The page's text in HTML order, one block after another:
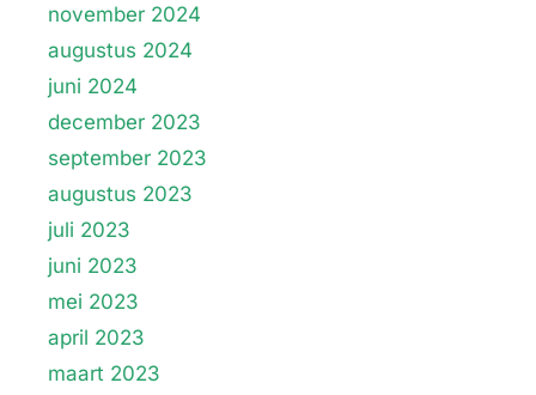
november 2024
augustus 2024
juni 2024
december 2023
september 2023
augustus 2023
juli 2023
juni 2023
mei 2023
april 2023
maart 2023